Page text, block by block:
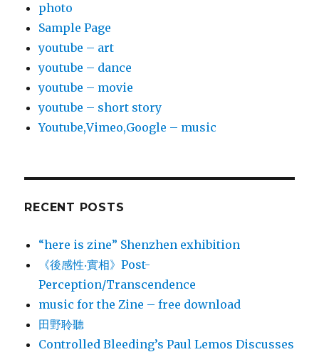
photo
Sample Page
youtube – art
youtube – dance
youtube – movie
youtube – short story
Youtube,Vimeo,Google – music
RECENT POSTS
“here is zine” Shenzhen exhibition
《後感性‧實相》Post-
Perception/Transcendence
music for the Zine – free download
田野聆聽
Controlled Bleeding’s Paul Lemos Discusses